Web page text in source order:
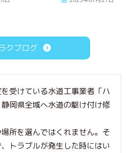
クブログ
受けている水道工事業者「ハ
岡県全域へ水道の駆け付け修
所を選んではくれません。そ
トラブルが発生した時にはい